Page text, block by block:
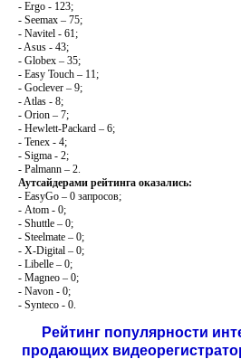
- Ergo - 123;
- Seemax – 75;
- Navitel - 61;
- Asus - 43;
- Globex – 35;
- Easy Touch – 11;
- Goclever – 9;
- Atlas - 8;
- Orion – 7;
- Hewlett-Packard – 6;
- Tenex - 4;
- Sigma - 2;
- Palmann – 2.
Аутсайдерами рейтинга оказались:
- EasyGo – 0 запросов;
- Atom - 0;
- Shuttle – 0;
- Steelmate – 0;
- X-Digital – 0;
- Libelle – 0;
- Magneo – 0;
- Navon - 0;
- Synteco - 0.
Рейтинг популярности
продающих